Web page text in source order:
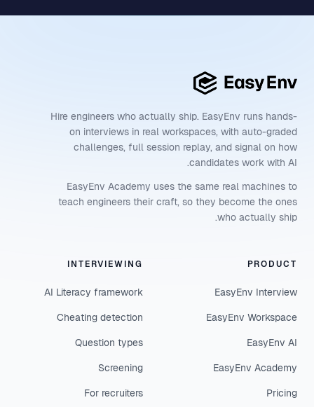
Hire engineers who actually ship. EasyEnv runs hands-
on interviews in real workspaces, with auto-graded
challenges, full session replay, and signal on how
candidates work with AI.
EasyEnv Academy uses the same real machines to
teach engineers their craft, so they become the ones
who actually ship.
PRODUCT
EasyEnv Interview
EasyEnv Workspace
EasyEnv AI
EasyEnv Academy
Pricing
INTERVIEWING
AI Literacy framework
Cheating detection
Question types
Screening
For recruiters